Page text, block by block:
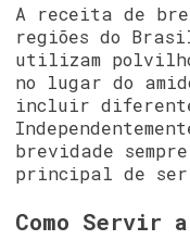
A receita de
regiões do
utilizam
no lugar do
incluir
brevidade
principal de ser
Como Servir